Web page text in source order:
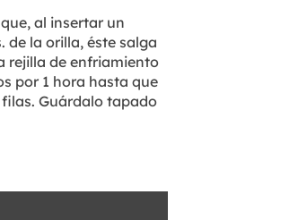
al insertar un
de la orilla, éste salga
rejilla de enfriamiento
por 1 hora hasta que
Guárdalo tapado